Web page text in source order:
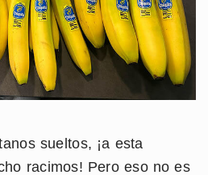
sueltos, ¡a esta
racimos! Pero eso no es